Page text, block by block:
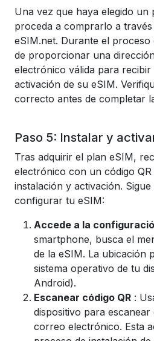
Una vez que haya elegido un
proceda a comprarlo a través
eSIM.net. Durante el proceso
de proporcionar una
electrónico válida para recibir
activación de su eSIM.
correcto antes de completar
Paso 5: Instalar y
Tras adquirir el plan eSIM,
electrónico con un código
instalación y activación.
configurar tu eSIM:
Accede a la
smartphone, busca el
de la eSIM. La ubicación
sistema operativo de tu
Android).
Escanear código QR :
dispositivo para escanear
correo electrónico. Esta